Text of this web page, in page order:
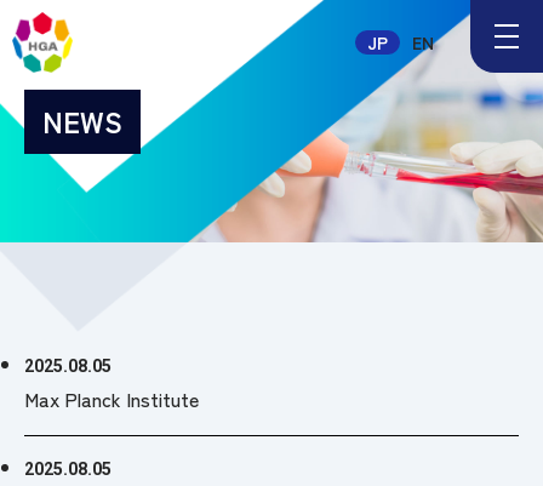
JP EN
メ
ュ
ー
タ
ン
NEWS
2025.08.05
Max Planck Institute
2025.08.05